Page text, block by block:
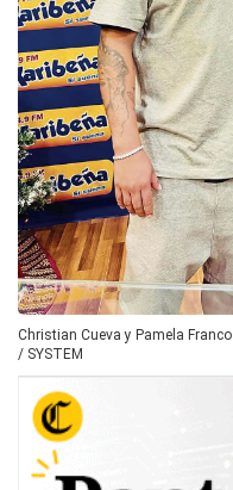
Christian Cueva y Pamela Franco
/ SYSTEM